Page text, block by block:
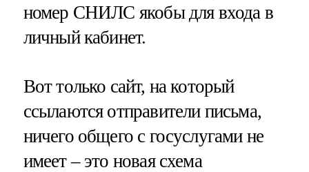
номер СНИЛС якобы для входа в
личный кабинет.
Вот только сайт, на который
ссылаются отправители письма,
ничего общего с госуслугами не
имеет – это новая схема